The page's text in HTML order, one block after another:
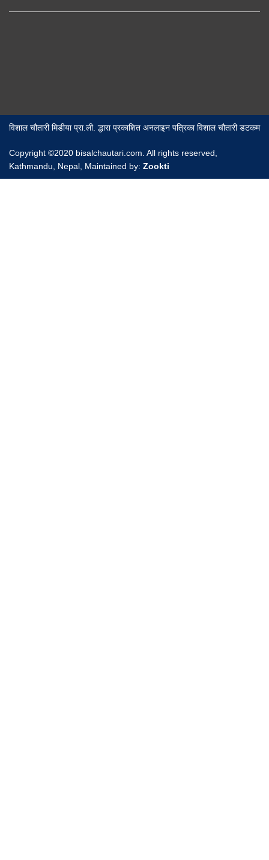
विशाल चौतारी मिडीया प्रा.ली. द्धारा प्रकाशित अनलाइन पत्रिका विशाल चौतारी डटकम
Copyright ©2020 bisalchautari.com. All rights reserved,
Kathmandu, Nepal, Maintained by: Zookti